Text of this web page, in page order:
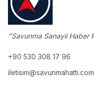
"Savunma Sanayii Haber
+90 530 308 17 96
iletisim@savunmahatti.com